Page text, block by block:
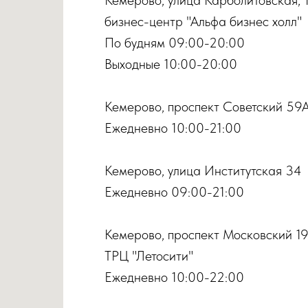
бизнес-центр "Альфа бизнес холл"
По будням 09:00-20:00
Выходные 10:00-20:00
Кемерово, проспект Советский
Ежедневно 10:00-21:00
Кемерово, улица Институтская 34
Ежедневно 09:00-21:00
Кемерово, проспект Московский 19
ТРЦ "Летосити"
Ежедневно 10:00-22:00